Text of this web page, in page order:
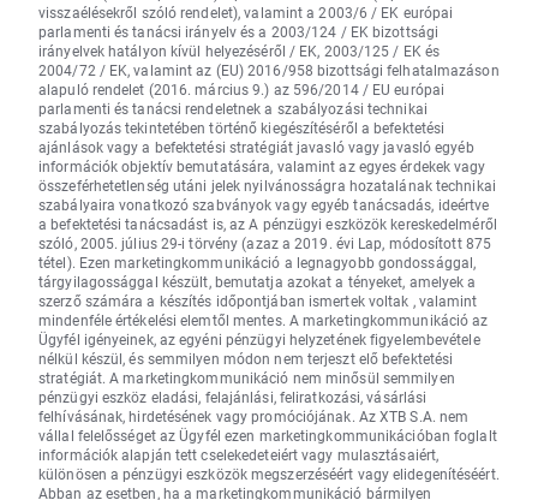
visszaélésekről szóló rendelet), valamint a 2003/6 / EK európai
parlamenti és tanácsi irányelv és a 2003/124 / EK bizottsági
irányelvek hatályon kívül helyezéséről / EK, 2003/125 / EK és
2004/72 / EK, valamint az (EU) 2016/958 bizottsági felhatalmazáson
alapuló rendelet (2016. március 9.) az 596/2014 / EU európai
parlamenti és tanácsi rendeletnek a szabályozási technikai
szabályozás tekintetében történő kiegészítéséről a befektetési
ajánlások vagy a befektetési stratégiát javasló vagy javasló egyéb
információk objektív bemutatására, valamint az egyes érdekek vagy
összeférhetetlenség utáni jelek nyilvánosságra hozatalának technikai
szabályaira vonatkozó szabványok vagy egyéb tanácsadás, ideértve
a befektetési tanácsadást is, az A pénzügyi eszközök kereskedelméről
szóló, 2005. július 29-i törvény (azaz a 2019. évi Lap, módosított 875
tétel). Ezen marketingkommunikáció a legnagyobb gondossággal,
tárgyilagossággal készült, bemutatja azokat a tényeket, amelyek a
szerző számára a készítés időpontjában ismertek voltak , valamint
mindenféle értékelési elemtől mentes. A marketingkommunikáció az
Ügyfél igényeinek, az egyéni pénzügyi helyzetének figyelembevétele
nélkül készül, és semmilyen módon nem terjeszt elő befektetési
stratégiát. A marketingkommunikáció nem minősül semmilyen
pénzügyi eszköz eladási, felajánlási, feliratkozási, vásárlási
felhívásának, hirdetésének vagy promóciójának. Az XTB S.A. nem
vállal felelősséget az Ügyfél ezen marketingkommunikációban foglalt
információk alapján tett cselekedeteiért vagy mulasztásaiért,
különösen a pénzügyi eszközök megszerzéséért vagy elidegenítéséért.
Abban az esetben, ha a marketingkommunikáció bármilyen